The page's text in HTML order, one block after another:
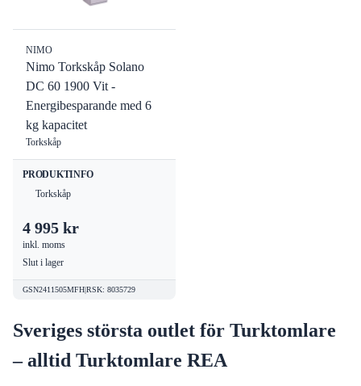
NIMO
Nimo Torkskåp Solano
DC 60 1900 Vit -
Energibesparande med 6
kg kapacitet
Torkskåp
PRODUKTINFO
Torkskåp
4 995 kr
inkl. moms
Slut i lager
GSN2411505MFH|RSK: 8035729
Sveriges största outlet för Turktomlare
– alltid Turktomlare REA